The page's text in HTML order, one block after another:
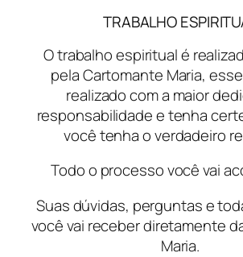
TRABALHO
O trabalho espiritual é
pela Cartomante Maria,
realizado com a maior
responsabilidade e tenha
você tenha o verdadeiro
Todo o processo você vai
Suas dúvidas, perguntas e
você vai receber diretamente
Maria.